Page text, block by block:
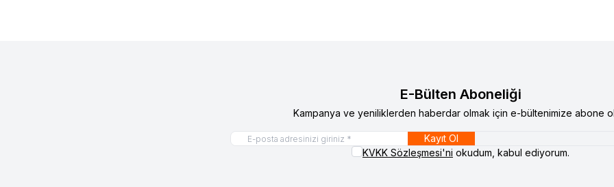
E-Bülten Aboneliği
Kampanya ve yeniliklerden haberdar olmak için e-bültenimize abone
Kayıt Ol
KVKK Sözleşmesi'ni okudum, kabul ediyorum.